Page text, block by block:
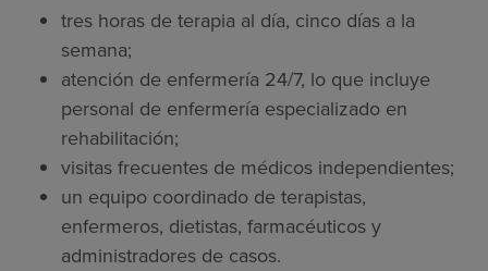
tres horas de terapia al día, cinco días a la
semana;
atención de enfermería 24/7, lo que incluye
personal de enfermería especializado en
rehabilitación;
visitas frecuentes de médicos independientes;
un equipo coordinado de terapistas,
enfermeros, dietistas, farmacéuticos y
administradores de casos.